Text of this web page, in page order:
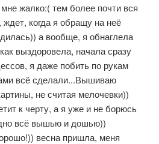
жалко:( тем более почти вся
когда я обращу на неё
а вообще, я обнаглела
выздоровела, начала сразу
я даже побить по рукам
всё сделали...Вышиваю
не считая мелочевки))
к черту, а я уже и не борюсь
всё вышью и дошью))
весна пришла, меня